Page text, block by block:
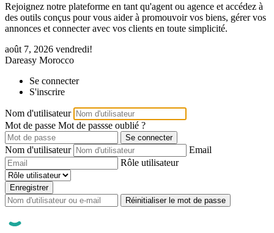
Rejoignez notre plateforme en tant qu'agent ou agence et accédez à
des outils conçus pour vous aider à promouvoir vos biens, gérer vos
annonces et connecter avec vos clients en toute simplicité.
août 7, 2026 vendredi!
Dareasy Morocco
Se connecter
S'inscrire
Nom d'utilisateur
Mot de passe Mot de passse oublié ?
Se connecter
Nom d'utilisateur
Email
Rôle utilisateur
Enregistrer
Réinitialiser le mot de passe